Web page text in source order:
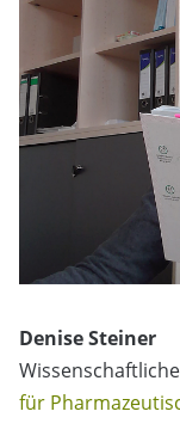
Denise Steiner
für